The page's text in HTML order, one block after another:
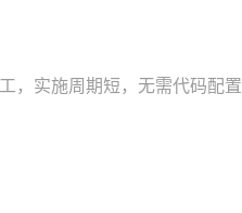
，实施周期短，无需代码配置